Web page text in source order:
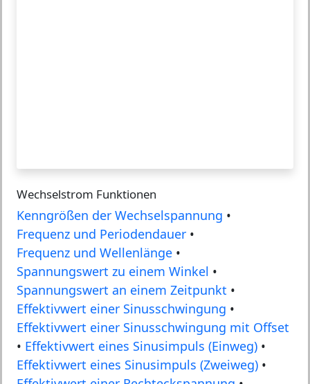
Wechselstrom Funktionen
Kenngrößen der Wechselspannung •
Frequenz und Periodendauer •
Frequenz und Wellenlänge •
Spannungswert zu einem Winkel •
Spannungswert an einem Zeitpunkt •
Effektivwert einer Sinusschwingung •
Effektivwert einer Sinusschwingung mit Offset
• Effektivwert eines Sinusimpuls (Einweg) •
Effektivwert eines Sinusimpuls (Zweiweg) •